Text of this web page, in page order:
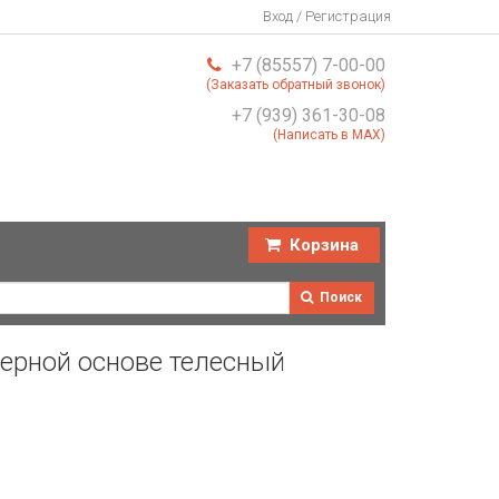
Вход / Регистрация
+7 (85557) 7-00-00
(Заказать обратный звонок)
+7 (939) 361-30-08
(Написать в MAX)
Корзина
Поиск
основе телесный